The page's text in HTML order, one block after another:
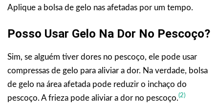
Aplique a bolsa de gelo nas afetadas por um tempo.
Posso Usar Gelo Na Dor No Pescoço?
Sim, se alguém tiver dores no pescoço, ele pode usar
compressas de gelo para aliviar a dor. Na verdade, bolsa
de gelo na área afetada pode reduzir o inchaço do
pescoço. A frieza pode aliviar a dor no pescoço.(2)